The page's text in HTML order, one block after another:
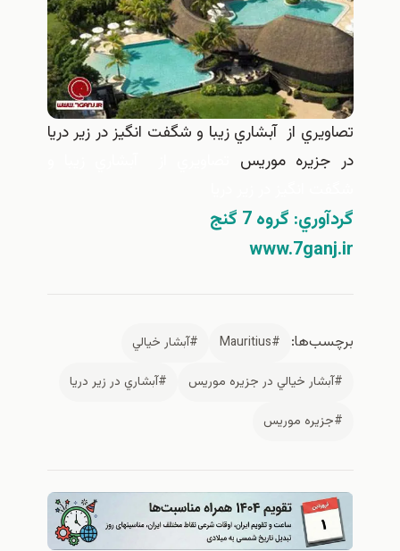
تصاويري از آبشاري زيبا و شگفت انگيز در زير دريا
در جزيره موريس
گردآوري: گروه 7 گنج
www.7ganj.ir
برچسب‌ها: #Mauritius
#آبشار خيالي
#آبشار خيالي در جزيره موريس
#آبشاري در زير دريا
#جزيره موريس